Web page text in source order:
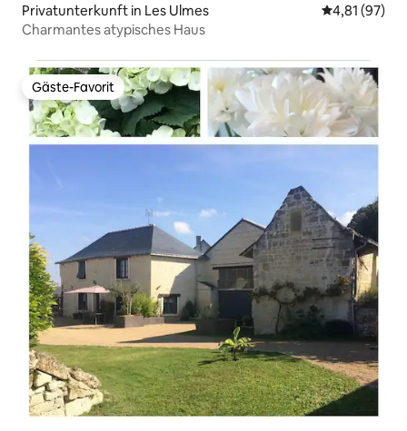
Privatunterkunft in Les Ulmes
4,81 (97)
Charmantes atypisches Haus
Gäste-Favorit
Gäste-Favorit